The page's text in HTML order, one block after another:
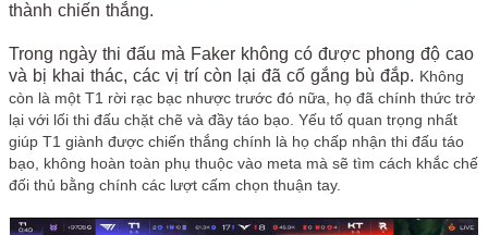
thành chiến thắng.
Trong ngày thi đấu mà Faker không có được phong độ cao
và bị khai thác, các vị trí còn lại đã cố gắng bù đắp. Không
còn là một T1 rời rạc bạc nhược trước đó nữa, họ đã chính thức trở
lại với lối thi đấu chặt chẽ và đầy táo bạo. Yếu tố quan trọng nhất
giúp T1 giành được chiến thắng chính là họ chấp nhận thi đấu táo
bạo, không hoàn toàn phụ thuộc vào meta mà sẽ tìm cách khắc chế
đối thủ bằng chính các lượt cấm chọn thuận tay.